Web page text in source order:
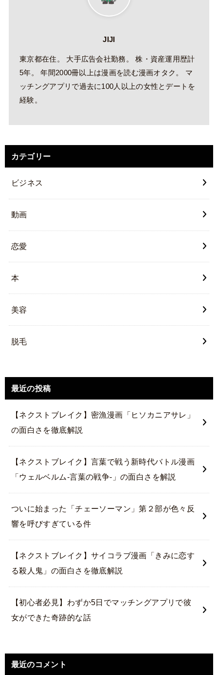
JIJI
東京都在住。 大手広告会社勤務。 株・資産運用歴計
5年。 年間2000冊以上は漫画を読む漫画オタク。 マ
ッチングアプリで過去に100人以上の女性とデートを
経験。
カテゴリー
ビジネス
動画
恋愛
本
美容
脱毛
最近の投稿
【ネクストブレイク】密漁漫画「ヒソカニアサレ」
の面白さを徹底解説
【ネクストブレイク】言葉で戦う新時代バトル漫画
「ウェルベルム-言葉の戦争-」の面白さを解説
ついに始まった「チェーソーマン」第２部が色々反
響を呼びすぎている件
【ネクストブレイク】サイコラブ漫画「きみに恋す
る殺人鬼」の面白さを徹底解説
【初心者必見】わずか5日でマッチングアプリで彼
女ができた奇跡的な話
最近のコメント